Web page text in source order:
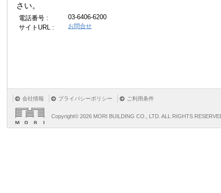
さい。
電話番号 :
03-6406-6200
サイトURL :
お問合せ
会社情報 プライバシーポリシー ご利用条件
Copyright© 2026 MORI BUILDING CO., LTD. ALL RIGHTS